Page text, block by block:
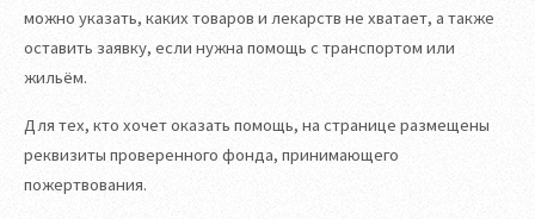
можно указать, каких товаров и лекарств не хватает, а также
оставить заявку, если нужна помощь с транспортом или
жильём.
Для тех, кто хочет оказать помощь, на странице размещены
реквизиты проверенного фонда, принимающего
пожертвования.